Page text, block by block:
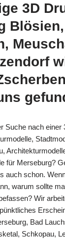
3D
Blösien,
Suche nach einer
für Merseburg?
auch schon.
warum sollte
Wir
Bad
Schkopau,